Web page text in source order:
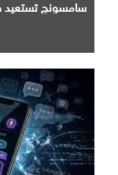
سامسونج تستعيد